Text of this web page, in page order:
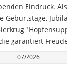
Eindruck.
Geburtstage,
garantiert
07/2026